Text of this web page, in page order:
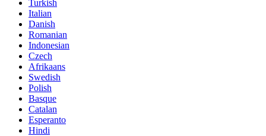
Turkish
Italian
Danish
Romanian
Indonesian
Czech
Afrikaans
Swedish
Polish
Basque
Catalan
Esperanto
Hindi